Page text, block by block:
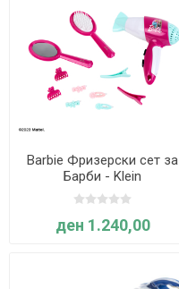
Barbie Фризерски сет за
Барби - Klein
ден 1.240,00